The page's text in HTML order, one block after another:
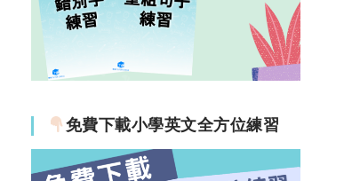
免費下載小學英文全方位練習